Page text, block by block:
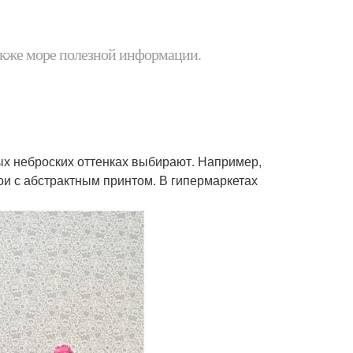
море полезной информации.
неброских оттенках выбирают. Например,
с абстрактным принтом. В гипермаркетах